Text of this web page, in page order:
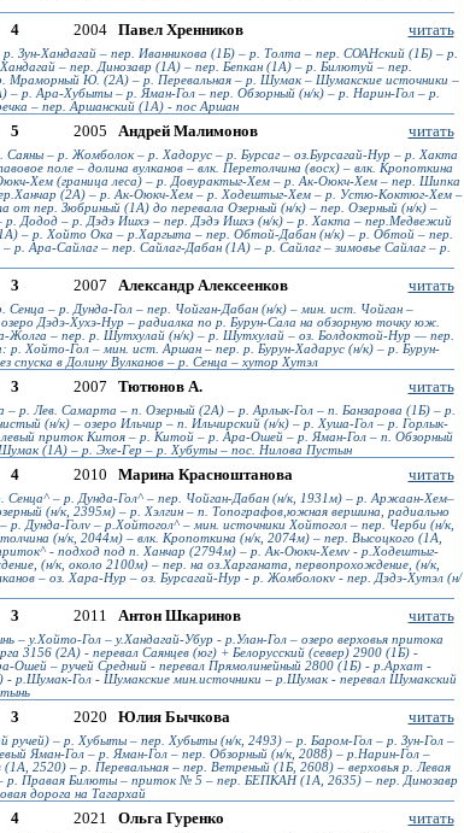
4 2004 Павел Хренников читать
р. Зун-Хандагай – пер. Иванникова (1Б) – р. Толта – пер. СОАНский (1Б) – р.
– пер. Динозавр (1А) – пер. Бепкан (1А) – р. Билютуй – пер.
Мраморный Ю. (2А) – р. Перевальная – р. Шумак – Шумакские источники –
– р. Ара-Хубыты – р. Яман-Гол – пер. Обзорный (н/к) – р. Нарин-Гол – р.
– пер. Аршанский (1А) - пос Аршан
5 2005 Андрей Малимонов читать
Саяны – р. Жомболок – р. Хадорус – р. Бурсаг – оз.Бурсагай-Нур – р. Хакта
поле – долина вулканов – влк. Перетолчина (восх) – влк. Кропоткина
Хем (граница леса) – р. Довурактыг-Хем – р. Ак-Оюкч-Хем – пер. Шипка
(2А) – р. Ак-Оюкч-Хем – р. Ходештыг-Хем – р. Устю-Коктюг-Хем –
от пер. Зюбриный (1А) до перевала Озерный (н/к) – пер. Озерный (н/к) –
Додод – р. Дэдэ Ишхэ – пер. Дэдэ Ишхэ (н/к) – р. Хакта – пер.Медвежий
– р. Хойто Ока – р.Харгыта – пер. Обтой-Дабан (н/к) – р. Обтой – пер.
р. Ара-Сайлаг – пер. Сайлаг-Дабан (1А) – р. Сайлаг – зимовье Сайлаг – р.
3 2007 Александр Алексеенков читать
Сенца – р. Дунда-Гол – пер. Чойган-Дабан (н/к) – мин. ист. Чойган –
Дэдэ-Хухэ-Нур – радиалка по р. Бурун-Сала на обзорную точку юж.
Жолга – пер. р. Шутхулай (н/к) – р. Шутхулай – оз. Болдоктой-Нур — пер.
р. Хойто-Гол – мин. ист. Аршан – пер. р. Бурун-Хадарус (н/к) – р. Бурун-
спуска в Долину Вулканов – р. Сенца – хутор Хутэл
3 2007 Тютюнов А. читать
– р. Лев. Самарта – п. Озерный (2А) – р. Арлык-Гол – п. Банзарова (1Б) – р.
(н/к) – озеро Ильчир – п. Ильчирский (н/к) – р. Хуша-Гол – р. Горлык-
приток Китоя – р. Китой – р. Ара-Ошей – р. Яман-Гол – п. Обзорный
(1А) – р. Эхе-Гер – р. Хубуты – пос. Нилова Пустын
4 2010 Марина Красноштанова читать
Сенца^ – р. Дунда-Гол^ – пер. Чойган-Дабан (н/к, 1931м) – р. Аржаан-Хем–
(н/к, 2395м) – р. Хэлгин – п. Топографов,южная вершина, радиально
р. Дунда-Голv – р.Хойтогол^ – мин. источники Хойтогол – пер. Черби (н/к,
(н/к, 2044м) – влк. Кропоткина (н/к, 2074м) – пер. Высоцкого (1А,
- подход под п. Ханчар (2794м) – р. Ак-Оюкч-Хемv - р.Ходештыг-
(н/к, около 2100м) – пер. на оз.Харганата, первопрохождение, (н/к,
– оз. Хара-Нур – оз. Бурсагай-Нур - р. Жомболокv - пер. Дэдэ-Хутэл (н/
3 2011 Антон Шкаринов читать
– у.Хойто-Гол – у.Хандагай-Убур - р.Улан-Гол – озеро верховья притока
3156 (2А) - перевал Саянцев (юг) + Белорусский (север) 2900 (1Б) -
Ошей – ручей Средний - перевал Прямолинейный 2800 (1Б) - р.Архат -
- р.Шумак-Гол - Шумакские мин.источники – р.Шумак - перевал Шумакский
3 2020 Юлия Бычкова читать
ручей) – р. Хубыты – пер. Хубыты (н/к, 2493) – р. Баром-Гол – р. Зун-Гол –
Яман-Гол – р. Яман-Гол – пер. Обзорный (н/к, 2088) – р.Нарин-Гол –
2520) – р. Перевальная – пер. Ветреный (1Б, 2608) – верховья р. Левая
р. Правая Билюты – приток № 5 – пер. БЕПКАН (1А, 2635) – пер. Динозавр
дорога на Тагархай
4 2021 Ольга Гуренко читать